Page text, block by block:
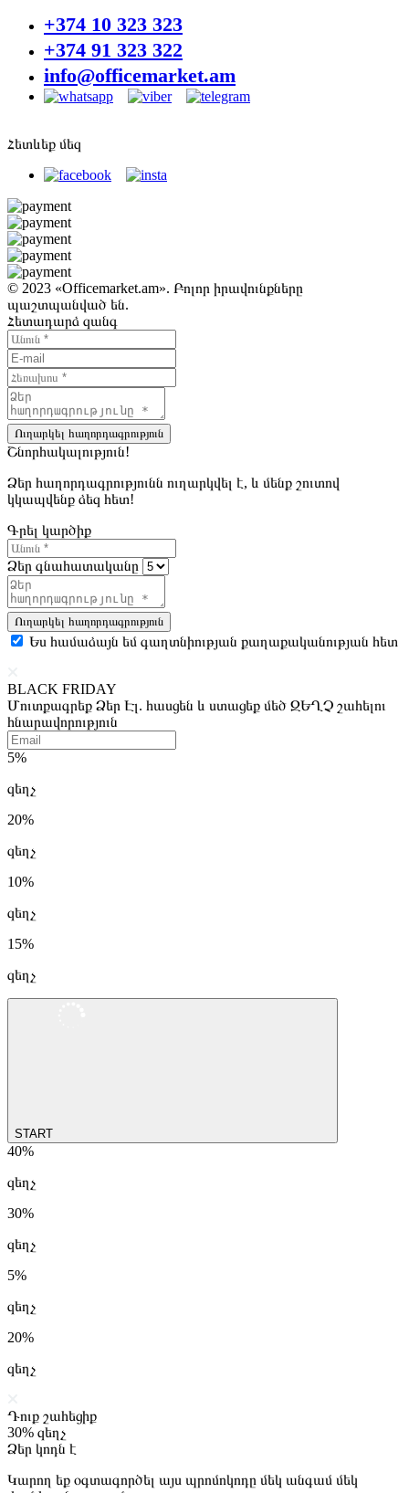
+374 10 323 323
+374 91 323 322
info@officemarket.am
Հետևեք մեզ
© 2023 «Officemarket.am». Բոլոր իրավունքները
պաշտպանված են.
Հետադարձ զանգ
Ուղարկել հաղորդագրություն
Շնորհակալություն!
Ձեր հաղորդագրությունն ուղարկվել է, և մենք շուտով
կկապվենք ձեզ հետ!
Գրել կարծիք
Ձեր գնահատականը
Ուղարկել հաղորդագրություն
Ես համաձայն եմ գաղտնիության քաղաքականության հետ
BLACK FRIDAY
Մուտքագրեք Ձեր Էլ. հասցեն և ստացեք մեծ ԶԵՂՉ շահելու
հնարավորություն
5%
զեղչ
20%
զեղչ
10%
զեղչ
15%
զեղչ
START
40%
զեղչ
30%
զեղչ
5%
զեղչ
20%
զեղչ
Դուք շահեցիք
30% զեղչ
Ձեր կոդն է
Կարող եք օգտագործել այս պրոմոկոդը մեկ անգամ մեկ